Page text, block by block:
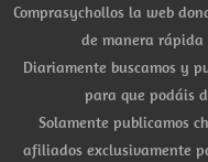
Comprasychollos la web
de manera rápida
Diariamente buscamos y
para que podáis
Solamente publicamos
afiliados exclusivamente